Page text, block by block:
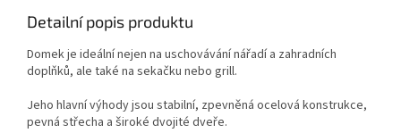
Detailní popis produktu
Domek je ideální nejen na uschovávání nářadí a zahradních
doplňků, ale také na sekačku nebo grill.
Jeho hlavní výhody jsou stabilní, zpevněná ocelová konstrukce,
pevná střecha a široké dvojité dveře.